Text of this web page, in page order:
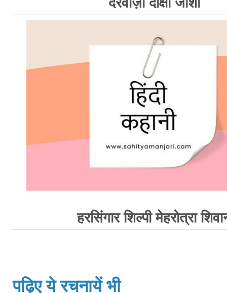
हरसिंगार शिल्पी मेहरोत्रा
पढ़िए ये रचनायें भी